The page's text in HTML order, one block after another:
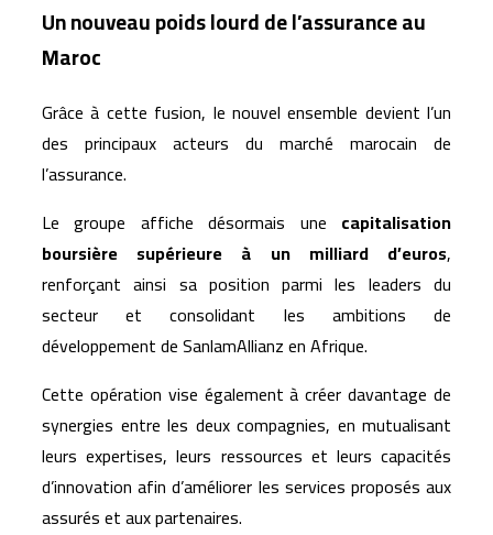
Un nouveau poids lourd de l’assurance au
Maroc
Grâce à cette fusion, le nouvel ensemble devient l’un
des principaux acteurs du marché marocain de
l’assurance.
Le groupe affiche désormais une capitalisation
boursière supérieure à un milliard d’euros,
renforçant ainsi sa position parmi les leaders du
secteur et consolidant les ambitions de
développement de SanlamAllianz en Afrique.
Cette opération vise également à créer davantage de
synergies entre les deux compagnies, en mutualisant
leurs expertises, leurs ressources et leurs capacités
d’innovation afin d’améliorer les services proposés aux
assurés et aux partenaires.